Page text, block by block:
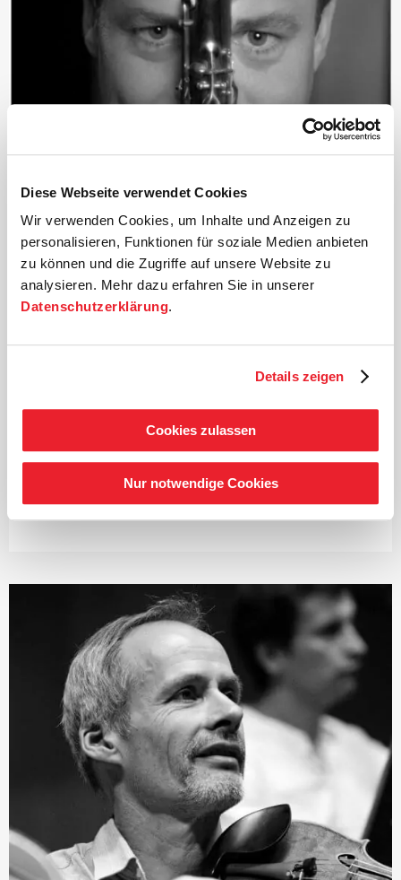
Diese Webseite verwendet Cookies
Wir verwenden Cookies, um Inhalte und Anzeigen zu
personalisieren, Funktionen für soziale Medien anbieten
zu können und die Zugriffe auf unsere Website zu
analysieren. Mehr dazu erfahren Sie in unserer
Datenschutzerklärung.
Details zeigen
Cookies zulassen
Nur notwendige Cookies
Klarinette
Marco Thomas
Während seines Studiums in Leipzig gewann Marco
Soloklarinettist des Gustav-Mahler-Jugendorchesters
Philharmonischen Orchesters. Mit 24 Jahren trat er die
Philharmonikern an. Als Soloklarinettist spielte er
außerdem im Deutschen Symphonie-Orchester Berlin,
Bayerischen Rundfunks, bei den Bamberger
Darüber hinaus konzertierte Thomas bei bedeutenden
Festivals, u. a. den Salzburger Osterfestspielen, dem
Festival d’Aix-en-Provence sowie dem Schwetzinger
Mozartfest, und musizierte als Kammermusikpartner
mit namhaften Solisten wie Albrecht Mayer, Reiner
Kussmaul oder Renaud Capucon, um nur einige zu
nennen. Auch auf zahlreichen CD-Aufnahmen ist Marco
Thomas zu hören, etwa mit den Berliner
Philharmonikern oder dem Mahler Chamber Orchestra,
dessen Gründungsmitglied er ist. Als Kammermusiker
entstanden CD-Einspielungen beispielsweise mit dem
Ensemble Clarinet News für die neue bei der Deutsche
Grammophon erschienene Mozart Gesamtaufnahme.
Seit dem Jahr 2000 ist Marco Thomas Professor für